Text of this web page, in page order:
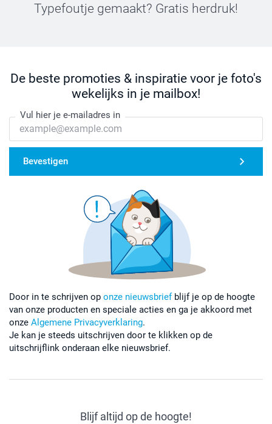
Typefoutje gemaakt? Gratis herdruk!
De beste promoties & inspiratie voor je foto's
wekelijks in je mailbox!
Vul hier je e-mailadres in
Bevestigen
Door in te schrijven op onze nieuwsbrief blijf je op de hoogte
van onze producten en speciale acties en ga je akkoord met
onze Algemene Privacyverklaring.
Je kan je steeds uitschrijven door te klikken op de
uitschrijflink onderaan elke nieuwsbrief.
Blijf altijd op de hoogte!